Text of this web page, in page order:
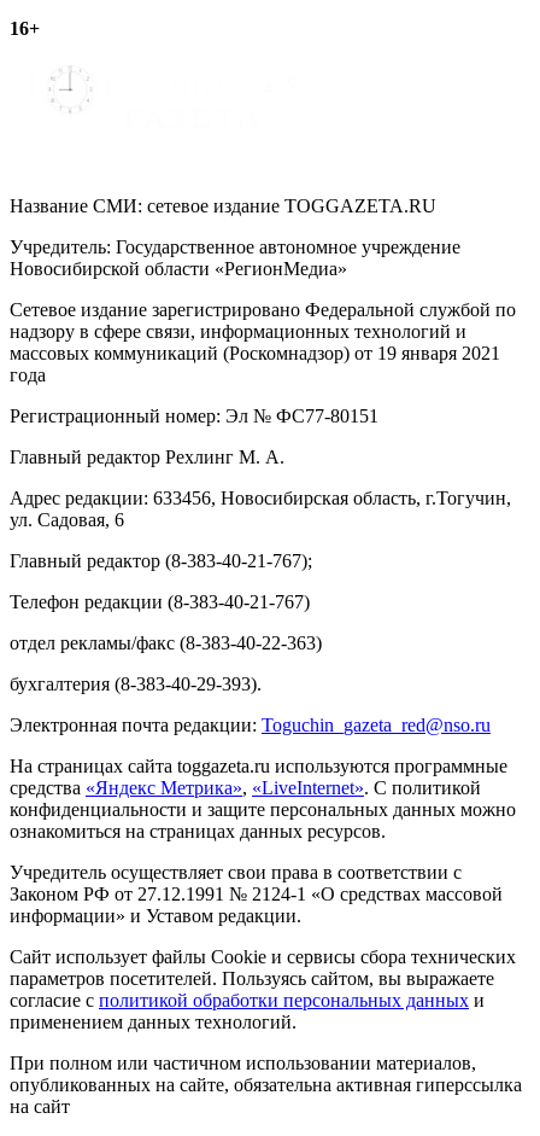
16+
Название СМИ: cетевое издание TOGGAZETA.RU
Учредитель: Государственное автономное учреждение
Новосибирской области «РегионМедиа»
Сетевое издание зарегистрировано Федеральной службой по
надзору в сфере связи, информационных технологий и
массовых коммуникаций (Роскомнадзор) от 19 января 2021
года
Регистрационный номер: Эл № ФС77-80151
Главный редактор Рехлинг М. А.
Адрес редакции: 633456, Новосибирская область, г.Тогучин,
ул. Садовая, 6
Главный редактор (8-383-40-21-767);
Телефон редакции (8-383-40-21-767)
отдел рекламы/факс (8-383-40-22-363)
бухгалтерия (8-383-40-29-393).
Электронная почта редакции: Toguchin gazeta red@nso.ru
На страницах сайта toggazeta.ru используются программные
средства «Яндекс Метрика», «LiveInternet». С политикой
конфиденциальности и защите персональных данных можно
ознакомиться на страницах данных ресурсов.
Учредитель осуществляет свои права в соответствии с
Законом РФ от 27.12.1991 № 2124-1 «О средствах массовой
информации» и Уставом редакции.
Сайт использует файлы Cookie и сервисы сбора технических
параметров посетителей. Пользуясь сайтом, вы выражаете
согласие с политикой обработки персональных данных и
применением данных технологий.
При полном или частичном использовании материалов,
опубликованных на сайте, обязательна активная гиперссылка
на сайт